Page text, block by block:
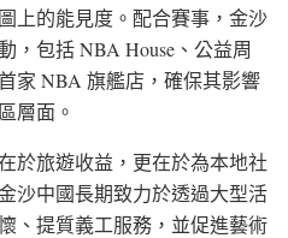
上的能見度。配合賽事，金沙
，包括 NBA House、公益周
家 NBA 旗艦店，確保其影響
層面。
於旅遊收益，更在於為本地社
沙中國長期致力於透過大型活
、提質義工服務，並促進藝術